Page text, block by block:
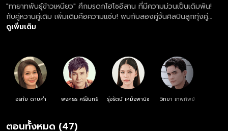
"ทายาทพันธุ์ข้าวเหนียว" ศึกมรดกไฮโซอีสาน ที่มีความม่วนเป็นเดิมพัน!
กับคู่หวานคู่เดิม เพิ่มเติมคือความแซ่บ! พบกับสองคู่จิ้นศิลปินลูกทุ่งคู่
ขวัญ “ไผ่ พงศธร” และ “ต่าย อรทัย”... เมื่อเจ้าสัวพันล้านแห่งอาณาจักร
และสนุกสนานม่วนซื่นไปพร้อม ๆ กัน
ดูเพิ่มเติม
อรทัย ดาบคำ พงศธร ศรีจันทร์ รุ่งรัตน์ เหม็งพานิช วิทยา เทพทิพย์
ตอนทั้งหมด (47)